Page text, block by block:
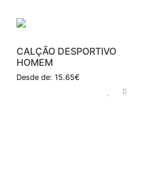
CALÇÃO DESPORTIVO
HOMEM
Desde de: 15.65€